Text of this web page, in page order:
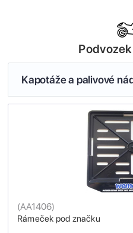
Kapotáže a palivové
Rámeček pod značku
(AA1406)